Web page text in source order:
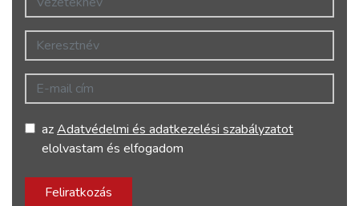
Keresztnév
E-mail cím
azAdatvédelmi és adatkezelési szabályzatot
elolvastam és elfogadom
Feliratkozás